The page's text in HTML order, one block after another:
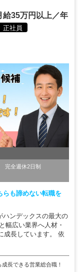
35万円以上／年
正社員
完全週休2日制
らも諦めない転職を
ハンデックスの最大の
幅広い業界へ人材・
成長しています。 依
長できる営業総合職！